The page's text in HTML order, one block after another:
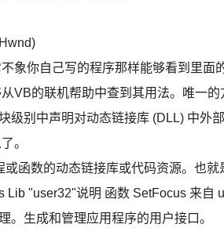
象你自己写的程序那样能够看到里面
VB的联机帮助中查到其用法。唯一的
级别中声明对动态链接库 (DLL) 中外
。
或函数的动态链接库或代码资源。也
Lib "user32"说明 函数 SetFocus 来自
。生成和管理应用程序的用户接口。